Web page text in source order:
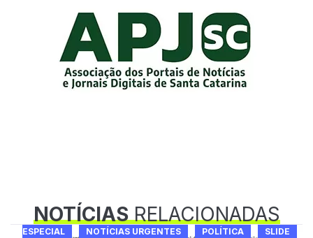
NOTÍCIASRELACIONADAS
ESPECIAL NOTÍCIAS URGENTES POLÍTICA SLIDE